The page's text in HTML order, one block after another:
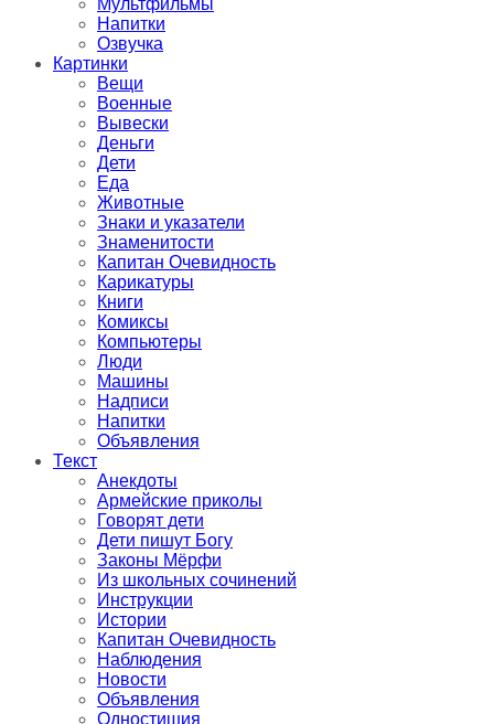
Напитки
Озвучка
Картинки
Вещи
Военные
Вывески
Деньги
Дети
Еда
Животные
Знаки и указатели
Знаменитости
Капитан Очевидность
Карикатуры
Книги
Комиксы
Компьютеры
Люди
Машины
Надписи
Напитки
Объявления
Текст
Анекдоты
Армейские приколы
Говорят дети
Дети пишут Богу
Законы Мёрфи
Из школьных сочинений
Инструкции
Истории
Капитан Очевидность
Наблюдения
Новости
Объявления
Одностишия